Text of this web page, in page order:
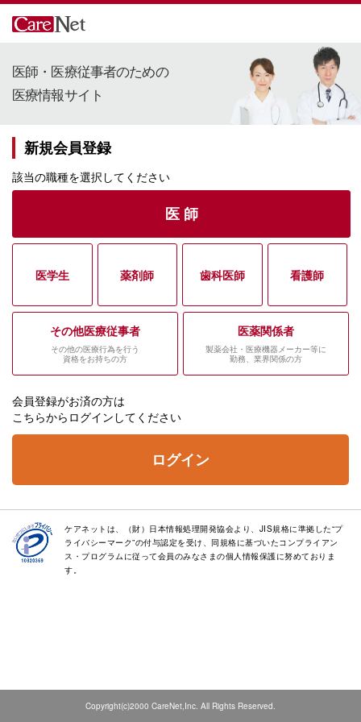
医師・医療従事者のための
医療情報サイト
新規会員登録
該当の職種を選択してください
医 師
医学生 薬剤師 歯科医師 看護師
その他医療従事者
その他の医療行為を行う
資格をお持ちの方
医薬関係者
製薬会社・医療機器メーカー等に
勤務、業界関係の方
会員登録がお済の方は
こちらからログインしてください
ログイン
ケアネットは、（財）日本情報処理開発協会より、JIS規格に準拠した“プ
ライバシーマーク”の付与認定を受け、同規格に基づいたコンプライアン
ス・プログラムに従って会員のみなさまの個人情報保護に努めておりま
す。
Copyright(c)2000 CareNet,Inc. All Rights Reserved.